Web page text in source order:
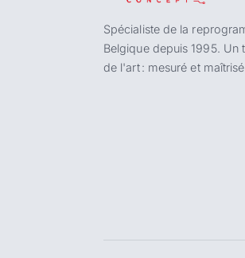
Spécialiste de la
Belgique depuis 1995. Un
de l'art : mesuré et